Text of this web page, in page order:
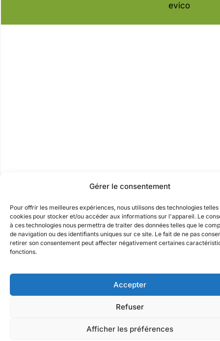
Gérer le consentement
Pour offrir les meilleures expériences, nous utilisons des technologies telles
cookies pour stocker et/ou accéder aux informations sur l'appareil. Le
à ces technologies nous permettra de traiter des données telles que le
de navigation ou des identifiants uniques sur ce site. Le fait de ne pas
retirer son consentement peut affecter négativement certaines
fonctions.
Accepter
Refuser
Afficher les préférences
evico